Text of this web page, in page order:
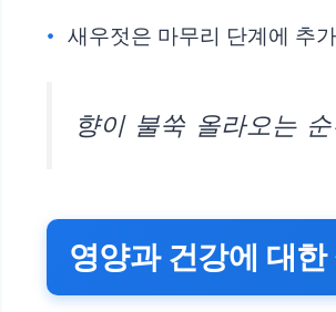
새우젓은 마무리 단계에 추
향이 불쑥 올라오는
영양과 건강에 대한